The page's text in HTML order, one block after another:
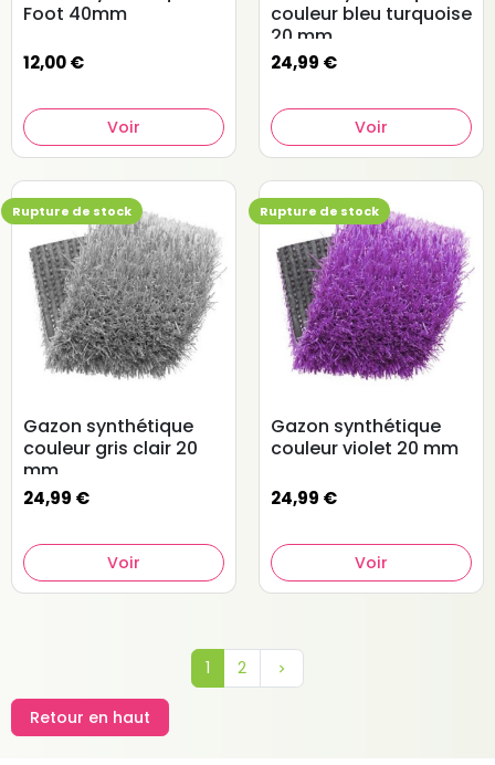
Foot 40mm
12,00 €
Voir
couleur bleu turquoise
20 mm
24,99 €
Voir
Rupture de stock
Gazon synthétique
couleur gris clair 20
mm
24,99 €
Voir
Rupture de stock
Gazon synthétique
couleur violet 20 mm
24,99 €
Voir
1 2 keyboard_arrow_right
Retour en haut